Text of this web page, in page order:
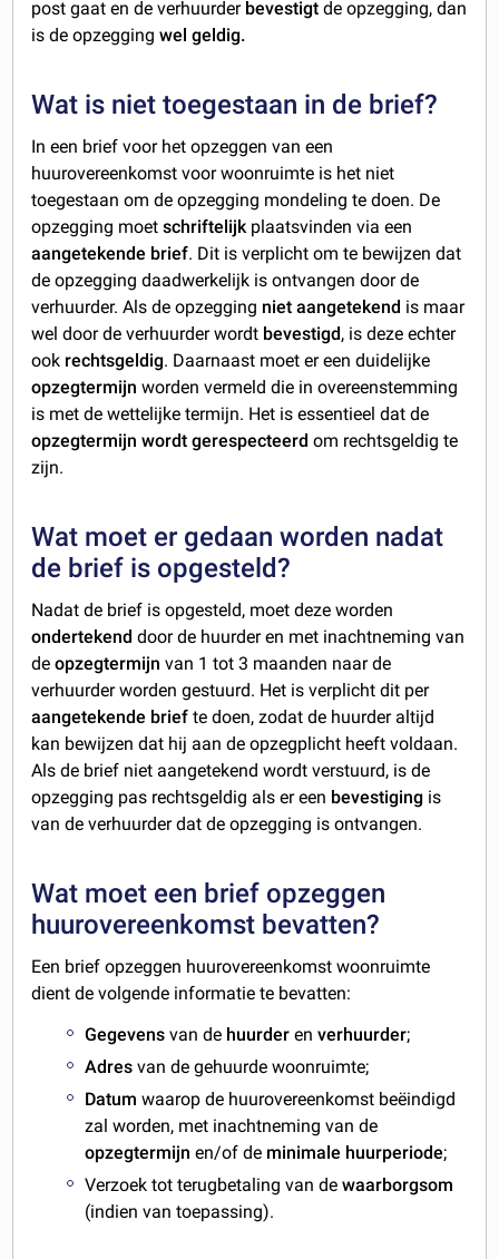
post gaat en de verhuurder bevestigtde opzegging, dan
is de opzeggingwel geldig.
Wat is niet toegestaan in de brief?
In een brief voor het opzeggen van een
huurovereenkomst voor woonruimte is het niet
toegestaan om de opzegging mondeling te doen. De
opzegging moetschriftelijk plaatsvinden via een
aangetekende brief. Dit is verplicht om te bewijzen dat
de opzegging daadwerkelijk is ontvangen door de
verhuurder. Als de opzegging niet aangetekend is maar
wel door de verhuurder wordt bevestigd, is deze echter
ook rechtsgeldig. Daarnaast moet er een duidelijke
opzegtermijnworden vermeld die in overeenstemming
is met de wettelijke termijn. Het is essentieel dat de
opzegtermijn wordt gerespecteerdom rechtsgeldig te
zijn.
Wat moet er gedaan worden nadat
de brief is opgesteld?
Nadat de brief is opgesteld, moet deze worden
ondertekenddoor de huurder en met inachtneming van
deopzegtermijn van 1 tot 3 maanden naar de
verhuurder worden gestuurd. Het is verplicht dit per
aangetekende brief te doen, zodat de huurder altijd
kan bewijzen dat hij aan de opzegplicht heeft voldaan.
Als de brief niet aangetekend wordt verstuurd, is de
opzegging pas rechtsgeldig als er een bevestiging is
van de verhuurder dat de opzegging is ontvangen.
Wat moet een brief opzeggen
huurovereenkomst bevatten?
Een brief opzeggen huurovereenkomst woonruimte
dient de volgende informatie te bevatten:
Gegevensvan de huurderenverhuurder;
Adresvan de gehuurde woonruimte;
Datum waarop de huurovereenkomst beëindigd
zal worden, met inachtneming van de
opzegtermijnen/of de minimale huurperiode;
Verzoek tot terugbetaling van dewaarborgsom
(indien van toepassing).